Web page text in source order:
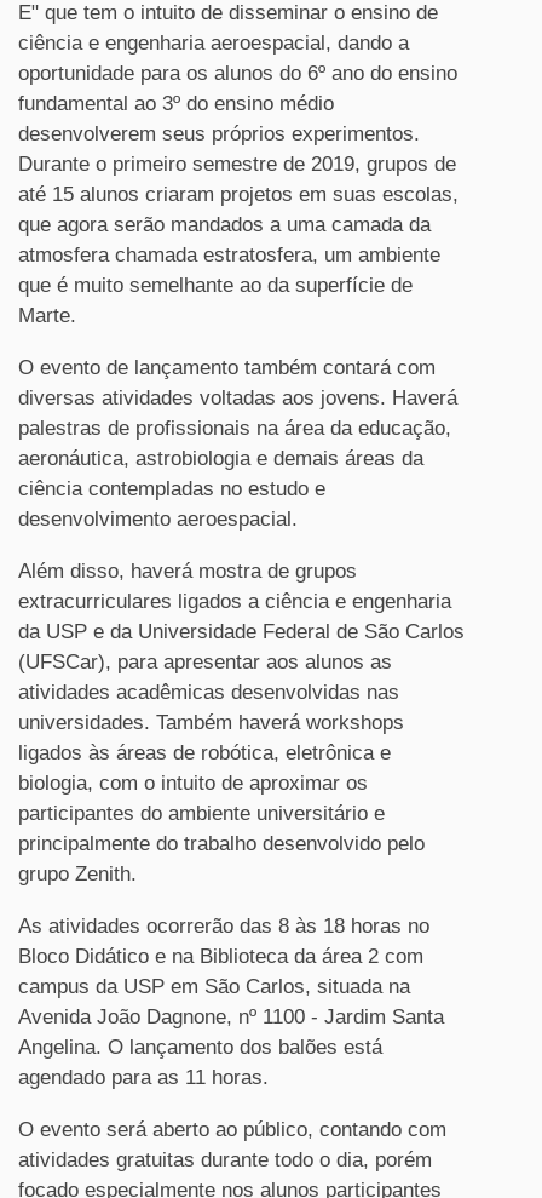
E" que tem o intuito de disseminar o ensino de
ciência e engenharia aeroespacial, dando a
oportunidade para os alunos do 6º ano do ensino
fundamental ao 3º do ensino médio
desenvolverem seus próprios experimentos.
Durante o primeiro semestre de 2019, grupos de
até 15 alunos criaram projetos em suas escolas,
que agora serão mandados a uma camada da
atmosfera chamada estratosfera, um ambiente
que é muito semelhante ao da superfície de
Marte.
O evento de lançamento também contará com
diversas atividades voltadas aos jovens. Haverá
palestras de profissionais na área da educação,
aeronáutica, astrobiologia e demais áreas da
ciência contempladas no estudo e
desenvolvimento aeroespacial.
Além disso, haverá mostra de grupos
extracurriculares ligados a ciência e engenharia
da USP e da Universidade Federal de São Carlos
(UFSCar), para apresentar aos alunos as
atividades acadêmicas desenvolvidas nas
universidades. Também haverá workshops
ligados às áreas de robótica, eletrônica e
biologia, com o intuito de aproximar os
participantes do ambiente universitário e
principalmente do trabalho desenvolvido pelo
grupo Zenith.
As atividades ocorrerão das 8 às 18 horas no
Bloco Didático e na Biblioteca da área 2 com
campus da USP em São Carlos, situada na
Avenida João Dagnone, nº 1100 - Jardim Santa
Angelina. O lançamento dos balões está
agendado para as 11 horas.
O evento será aberto ao público, contando com
atividades gratuitas durante todo o dia, porém
focado especialmente nos alunos participantes